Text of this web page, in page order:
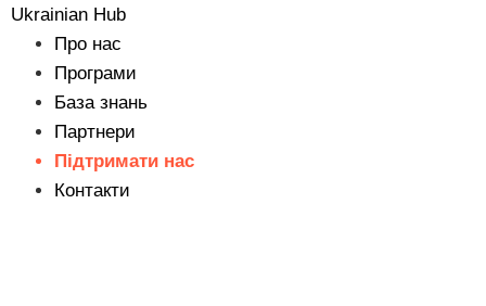
Ukrainian Hub
Про нас
Програми
База знань
Партнери
Підтримати нас
Контакти